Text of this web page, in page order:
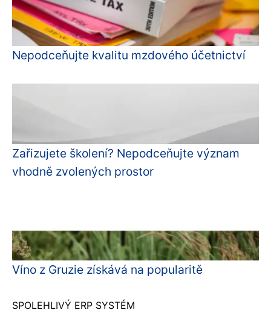
Nepodceňujte kvalitu mzdového účetnictví
Zařizujete školení? Nepodceňujte význam
vhodně zvolených prostor
Víno z Gruzie získává na popularitě
SPOLEHLIVÝ ERP SYSTÉM